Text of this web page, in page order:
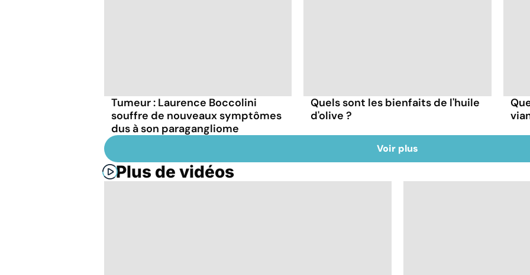
Tumeur : Laurence Boccolini
souffre de nouveaux symptômes
dus à son paragangliome
Quels sont les bienfaits de l'huile
d'olive ?
Voir plus
Plus de vidéos